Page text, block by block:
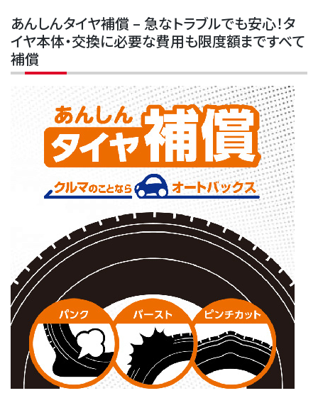
あんしんタイヤ補償 – 急なトラブルでも安心！タ
イヤ本体・交換に必要な費用も限度額まですべて
補償